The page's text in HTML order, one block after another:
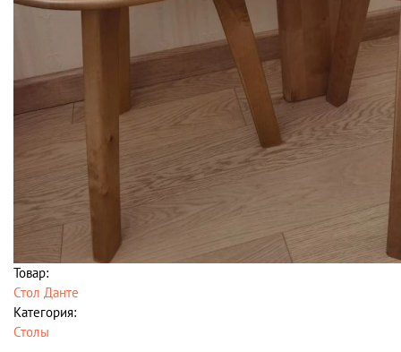
Товар:
Стол Данте
Категория:
Столы